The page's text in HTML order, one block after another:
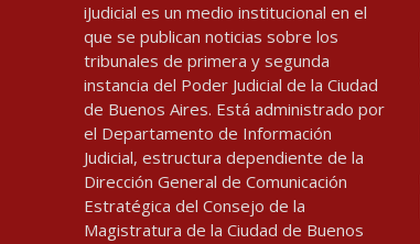
iJudicial es un medio institucional en el
que se publican noticias sobre los
tribunales de primera y segunda
instancia del Poder Judicial de la Ciudad
de Buenos Aires. Está administrado por
el Departamento de Información
Judicial, estructura dependiente de la
Dirección General de Comunicación
Estratégica del Consejo de la
Magistratura de la Ciudad de Buenos